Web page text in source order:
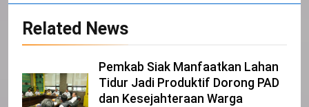
Related News
Pemkab Siak Manfaatkan Lahan
Tidur Jadi Produktif Dorong PAD
dan Kesejahteraan Warga
Iklan Pemerintah Kabupaten Siak